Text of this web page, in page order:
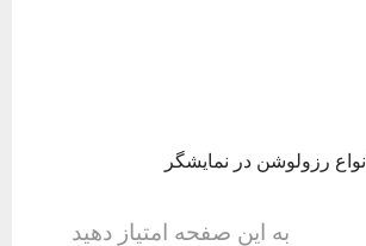
انواع رزولوشن در نمایشگر
به این صفحه امتیاز دهید